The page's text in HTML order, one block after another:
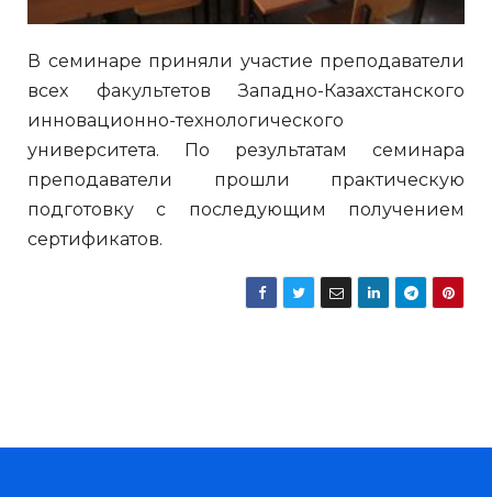
В семинаре приняли участие преподаватели
всех факультетов Западно-Казахстанского
инновационно-технологического
университета. По результатам семинара
преподаватели прошли практическую
подготовку с последующим получением
сертификатов.